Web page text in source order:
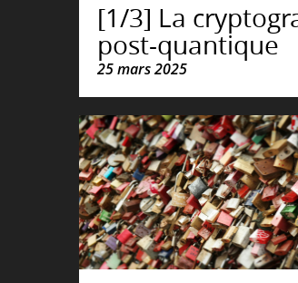
[1/3] La
post-quantique
25 mars 2025